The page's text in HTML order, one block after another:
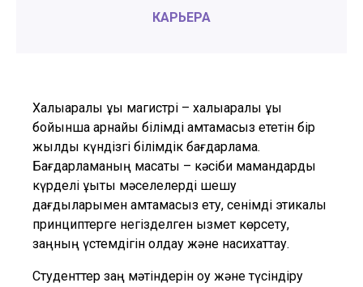
КАРЬЕРА
Халықаралық құқық магистрі – халықаралық құқық
бойынша арнайы білімді қамтамасыз ететін бір
жылдық күндізгі білімдік бағдарлама.
Бағдарламаның мақсаты – кәсіби мамандарды
күрделі құқықтық мәселелерді шешу
дағдыларымен қамтамасыз ету, сенімді этикалық
принциптерге негізделген қызмет көрсету,
заңның үстемдігін қолдау және насихаттау.
Студенттер заң мәтіндерін оқу және түсіндіру